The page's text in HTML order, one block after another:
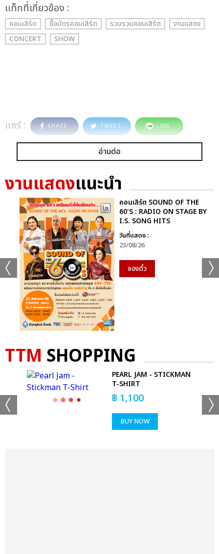
เเท็กที่เกี่ยวข้อง :
คอนเสิร์ต ซื้อบัตรคอนเสิร์ต รวบรวมคอนเสิร์ต
งานแสดง
CONCERT
SHOW
แชร์ : SHARE TWEET LINE
อ่านต่อ
งานแสดงแนะนำ
คอนเสิร์ต SOUND OF THE
60'S : RADIO ON STAGE BY
I.S. SONG HITS
วันที่แสดง :
23/08/26
จองตั๋ว
TTM SHOPPING
PEARL JAM - STICKMAN
T-SHIRT
฿ 1,100
BUY NOW